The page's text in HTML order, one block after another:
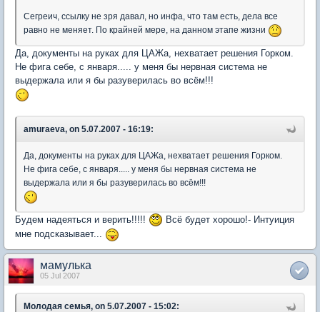
Сегреич, ссылку не зря давал, но инфа, что там есть, дела все
равно не меняет. По крайней мере, на данном этапе жизни
Да, документы на руках для ЦАЖа, нехватает решения Горком.
Не фига себе, с января..... у меня бы нервная система не
выдержала или я бы разуверилась во всём!!!
amuraeva, on 5.07.2007 - 16:19:
Да, документы на руках для ЦАЖа, нехватает решения Горком.
Не фига себе, с января..... у меня бы нервная система не
выдержала или я бы разуверилась во всём!!!
Будем надеяться и верить!!!!!
Всё будет хорошо!- Интуиция
мне подсказывает...
мамулька
05 Jul 2007
Молодая семья, on 5.07.2007 - 15:02: